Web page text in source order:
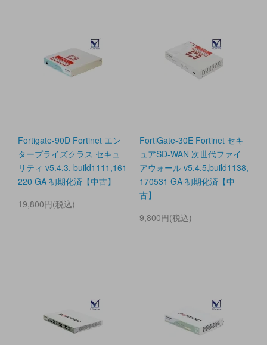
Fortigate-90D Fortinet エン
タープライズクラス セキュ
リティ v5.4.3, build1111,161
220 GA 初期化済【中古】
19,800円(税込)
FortiGate-30E Fortinet セキ
ュアSD-WAN 次世代ファイ
アウォール v5.4.5,build1138,
170531 GA 初期化済【中
古】
9,800円(税込)